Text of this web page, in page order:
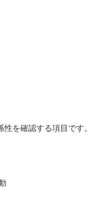
性を確認する項目です。